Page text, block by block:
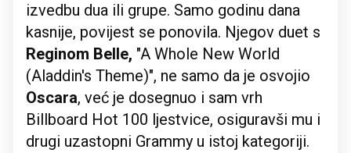
izvedbu dua ili grupe. Samo godinu dana
kasnije, povijest se ponovila. Njegov duet s
Reginom Belle, "A Whole New World
(Aladdin's Theme)", ne samo da je osvojio
Oscara, već je dosegnuo i sam vrh
Billboard Hot 100 ljestvice, osiguravši mu i
drugi uzastopni Grammy u istoj kategoriji.